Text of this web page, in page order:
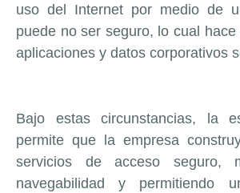
uso del Internet por medio de
puede no ser seguro, lo cual
aplicaciones y datos corporativos
Bajo estas circunstancias, la
permite que la empresa
servicios de acceso seguro,
navegabilidad y permitiendo